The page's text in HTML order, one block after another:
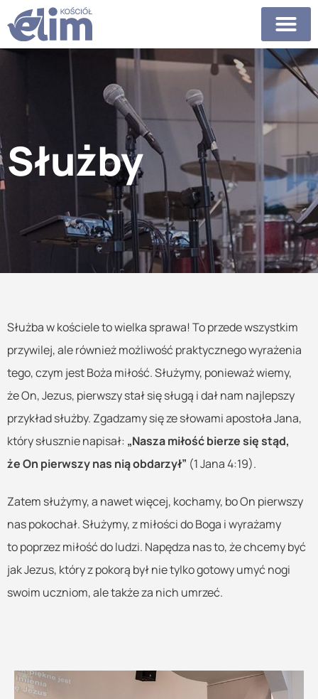
Służby
Służba w kościele to wielka sprawa! To przede wszystkim
przywilej, ale również możliwość praktycznego wyrażenia
tego, czym jest Boża miłość. Służymy, ponieważ wiemy,
że On, Jezus, pierwszy stał się sługą i dał nam najlepszy
przykład służby. Zgadzamy się ze słowami apostoła Jana,
który słusznie napisał: „Nasza miłość bierze się stąd,
że On pierwszy nas nią obdarzył” (1 Jana 4:19).
Zatem służymy, a nawet więcej, kochamy, bo On pierwszy
nas pokochał. Służymy, z miłości do Boga i wyrażamy
to poprzez miłość do ludzi. Napędza nas to, że chcemy być
jak Jezus, który z pokorą był nie tylko gotowy umyć nogi
swoim uczniom, ale także za nich umrzeć.